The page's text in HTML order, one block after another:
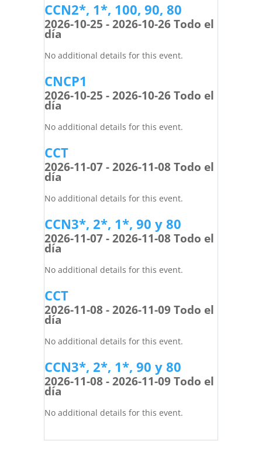
CCN2*, 1*, 100, 90, 80
2026-10-25 - 2026-10-26 Todo el
día
No additional details for this event.
CNCP1
2026-10-25 - 2026-10-26 Todo el
día
No additional details for this event.
CCT
2026-11-07 - 2026-11-08 Todo el
día
No additional details for this event.
CCN3*, 2*, 1*, 90 y 80
2026-11-07 - 2026-11-08 Todo el
día
No additional details for this event.
CCT
2026-11-08 - 2026-11-09 Todo el
día
No additional details for this event.
CCN3*, 2*, 1*, 90 y 80
2026-11-08 - 2026-11-09 Todo el
día
No additional details for this event.